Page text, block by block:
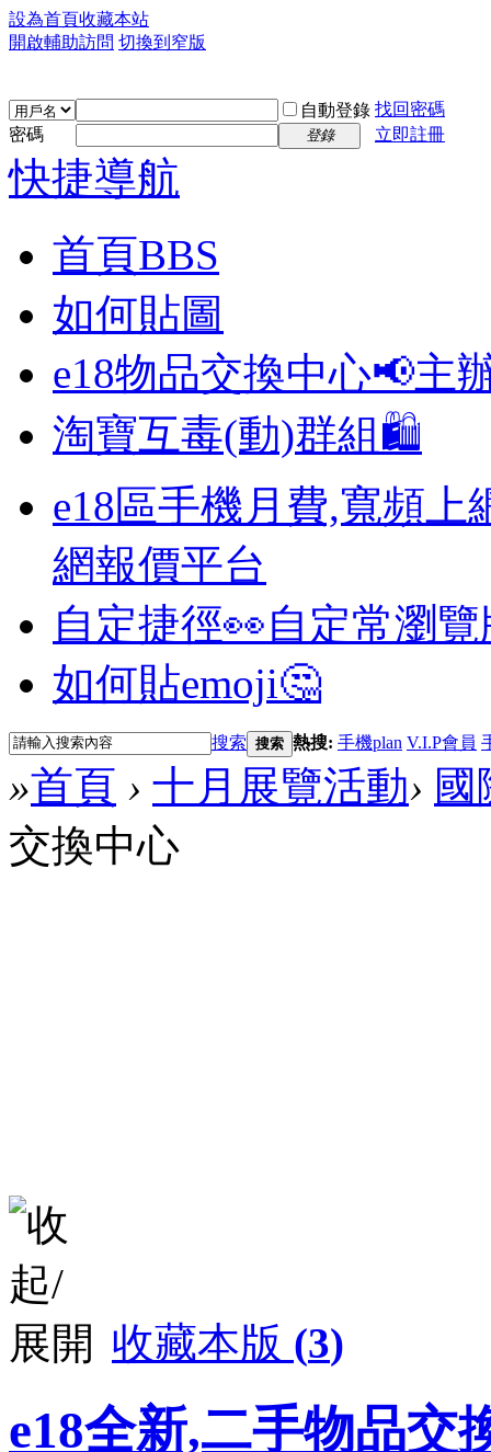
設為首頁收藏本站
開啟輔助訪問 切換到窄版
自動登錄 找回密碼
密碼
登錄 立即註冊
快捷導航
首頁BBS
如何貼圖
e18物品交換中心📢主
淘寶互毒(動)群組🛍️
e18區手機月費,寬頻上
網報價平台
自定捷徑👀自定常瀏
如何貼emoji🤔
搜索 搜索 熱搜: 手機plan V.I.P會員
»首頁 › 十月展覽活動› 國
交換中心
收藏本版 (3)
e18全新,二手物品交